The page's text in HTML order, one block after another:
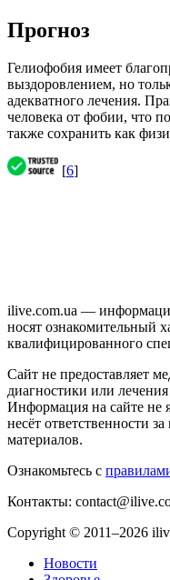
Прогноз
Гелиофобия имеет
выздоровлением, но
адекватного лечения.
человека от фобии, что
также сохранить как
[6]
ilive.com.ua —
носят ознакомительный
квалифицированного
Сайт не предоставляет
диагностики или
Информация на сайте не
несёт ответственности
материалов.
Ознакомьтесь с
Контакты:
Copyright © 2011–2026
Новости